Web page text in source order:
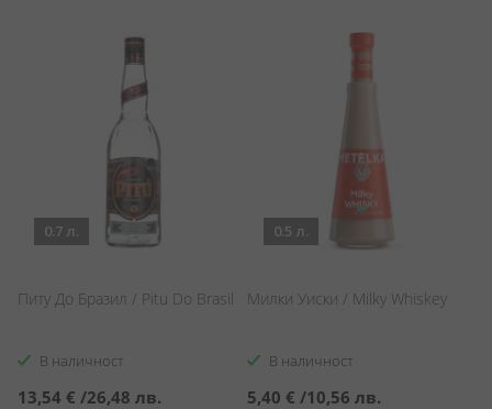
0.7 л.
Питу До Бразил / Pitu Do Brasil
В наличност
13,54 € /26,48 лв.
0.5 л.
Милки Уиски / Milky Whiskey
В наличност
5,40 € /10,56 лв.